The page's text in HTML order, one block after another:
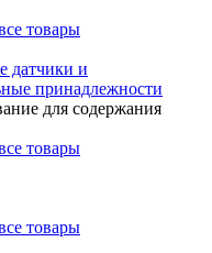
товары
датчики и
принадлежности
для содержания
товары
товары